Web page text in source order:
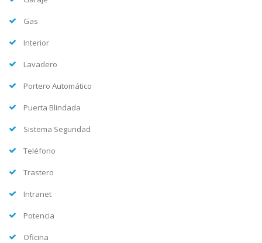
Gas
Interior
Lavadero
Portero Automático
Puerta Blindada
Sistema Seguridad
Teléfono
Trastero
Intranet
Potencia
Oficina